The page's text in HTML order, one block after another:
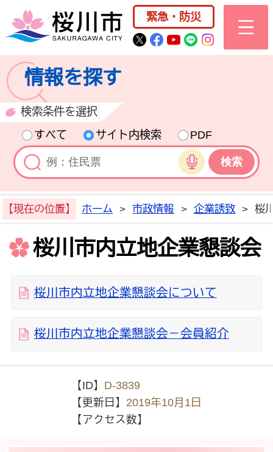
桜川市公式ホー
緊急・防災
桜川市公式Twitter
桜川市公式
桜川市公式
桜川市公式
情報を探す
検索条件を選択
すべて
サイト内検索
PDF
音声検索
【現在の位置】 ホーム > 市政情報 > 企業誘致 > 桜
桜川市内立地企業懇談会
桜川市内立地企業懇談会について
桜川市内立地企業懇談会－会員紹介
【ID】 D-3839
【更新日】 2019年10月1日
【アクセス数】